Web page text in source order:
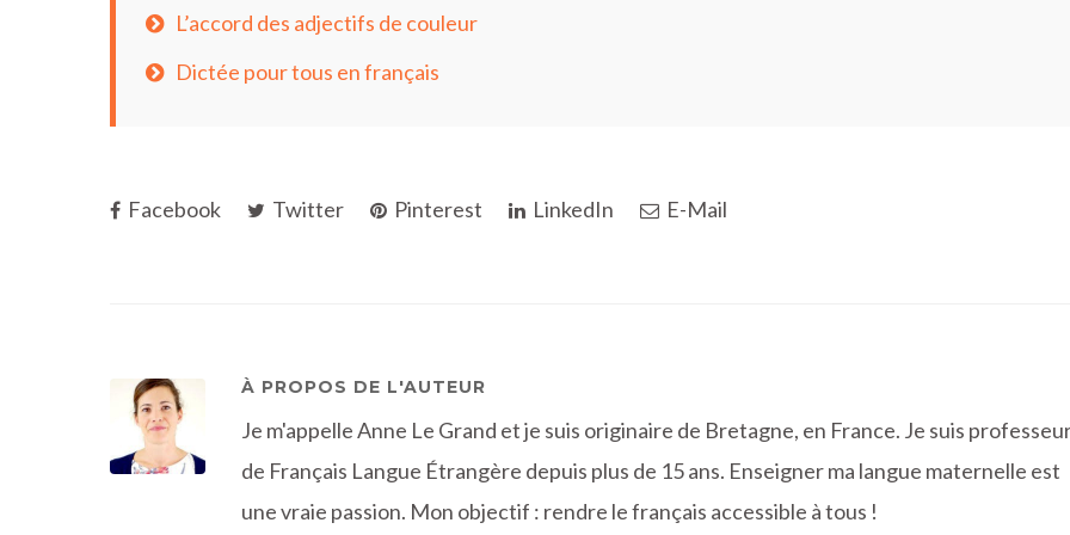
L’accord des adjectifs de couleur
Dictée pour tous en français
Facebook Twitter Pinterest LinkedIn E-Mail
À PROPOS DE L'AUTEUR
Je m'appelle Anne Le Grand et je suis originaire de Bretagne, en France. Je suis
de Français Langue Étrangère depuis plus de 15 ans. Enseigner ma langue maternelle est
une vraie passion. Mon objectif : rendre le français accessible à tous !